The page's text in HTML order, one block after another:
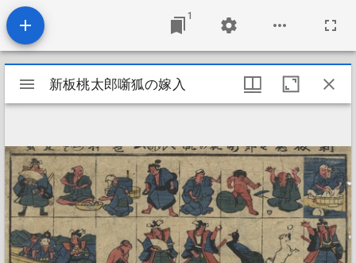
1
Mirador
viewer
新板桃太郎噺狐の嫁入
新板桃太郎噺狐の嫁入